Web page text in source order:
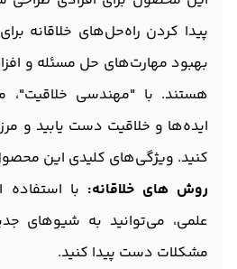
پیدا کردن راه‌حل‌های خلاقانه
بهبود مهارت‌های حل مسئله و
هستند. با "مهندسی خلاقیت"،
ایده‌ها و خلاقیت دست یابید و
کنید. ویژگی‌های کلیدی این
روش‌ های خلاقانه: با
علمی، می‌توانید به شیوهای
مشکلات دست پیدا کنید.